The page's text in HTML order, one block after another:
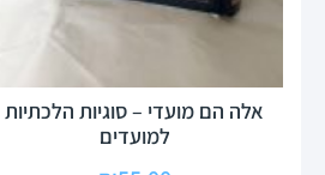
אלה הם מועדי – סוגיות הלכתיות
למועדים